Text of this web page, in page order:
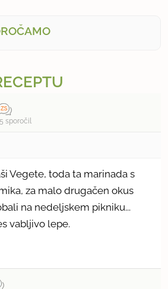
sporočil
Vegete, toda ta marinada s
za malo drugačen okus
na nedeljskem pikniku...
vabljivo lepe.